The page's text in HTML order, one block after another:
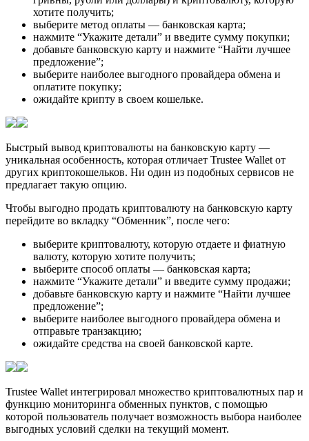
хотите получить;
выберите метод оплаты — банковская карта;
нажмите “Укажите детали” и введите сумму покупки;
добавьте банковскую карту и нажмите “Найти лучшее
предложение”;
выберите наиболее выгодного провайдера обмена и
оплатите покупку;
ожидайте крипту в своем кошельке.
Быстрый вывод криптовалюты на банковскую карту —
уникальная особенность, которая отличает Trustee Wallet от
других криптокошельков. Ни один из подобных сервисов не
предлагает такую опцию.
Чтобы выгодно продать криптовалюту на банковскую карту
перейдите во вкладку “Обменник”, после чего:
выберите криптовалюту, которую отдаете и фиатную
валюту, которую хотите получить;
выберите способ оплаты — банковская карта;
нажмите “Укажите детали” и введите сумму продажи;
добавьте банковскую карту и нажмите “Найти лучшее
предложение”;
выберите наиболее выгодного провайдера обмена и
отправьте транзакцию;
ожидайте средства на своей банковской карте.
Trustee Wallet интегрировал множество криптовалютных пар и
функцию мониторинга обменных пунктов, с помощью
которой пользователь получает возможность выбора наиболее
выгодных условий сделки на текущий момент.